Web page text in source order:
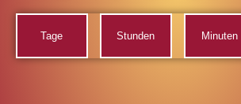
Tage Stunden Minuten